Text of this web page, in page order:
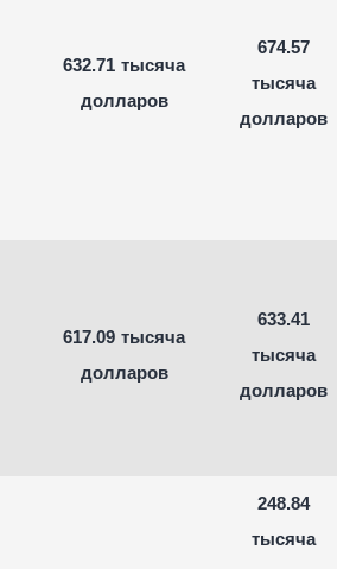
632.71 тысяча
долларов
674.57
тысяча
долларов
617.09 тысяча
долларов
633.41
тысяча
долларов
248.84
тысяча